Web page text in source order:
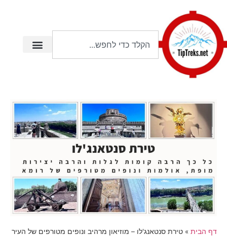
דף הבית » טירת סנטאנג'לו – מוזיאון מרהיב ונופים מטורפים של העיר